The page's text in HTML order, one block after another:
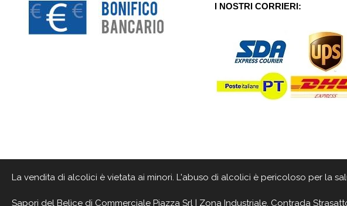
I NOSTRI CORRIERI:
La vendita di alcolici è vietata ai minori. L'abuso di alcolici è pericoloso per la
Sapori del Belìce di Commerciale Piazza Srl | Zona Industriale, Contrada